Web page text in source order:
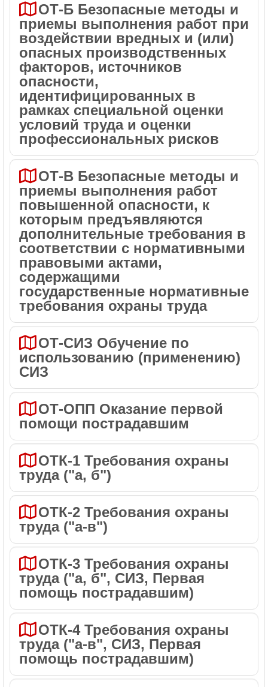
ОТ-Б Безопасные методы и
приемы выполнения работ при
воздействии вредных и (или)
опасных производственных
факторов, источников
опасности,
идентифицированных в
рамках специальной оценки
условий труда и оценки
профессиональных рисков
ОТ-В Безопасные методы и
приемы выполнения работ
повышенной опасности, к
которым предъявляются
дополнительные требования в
соответствии с нормативными
правовыми актами,
содержащими
государственные нормативные
требования охраны труда
ОТ-СИЗ Обучение по
использованию (применению)
СИЗ
ОТ-ОПП Оказание первой
помощи пострадавшим
ОТК-1 Требования охраны
труда ("а, б")
ОТК-2 Требования охраны
труда ("а-в")
ОТК-3 Требования охраны
труда ("а, б", СИЗ, Первая
помощь пострадавшим)
ОТК-4 Требования охраны
труда ("а-в", СИЗ, Первая
помощь пострадавшим)